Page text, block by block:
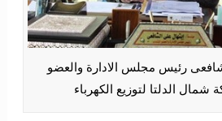
رئيس مجلس الادارة والعضو
شمال الدلتا لتوزيع الكهرباء